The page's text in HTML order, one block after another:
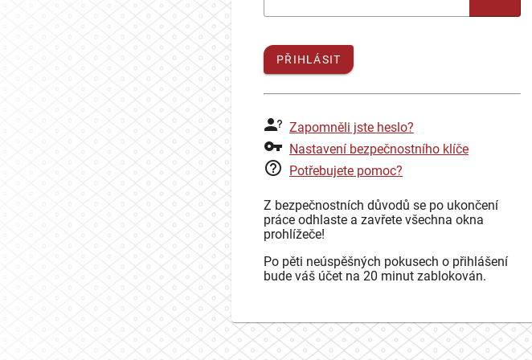
PŘIHLÁSIT
Zapomněli jste heslo?
Nastavení bezpečnostního klíče
Potřebujete pomoc?
Z bezpečnostních důvodů se po ukončení
práce odhlaste a zavřete všechna okna
prohlížeče!
Po pěti neúspěšných pokusech o přihlášení
bude váš účet na 20 minut zablokován.